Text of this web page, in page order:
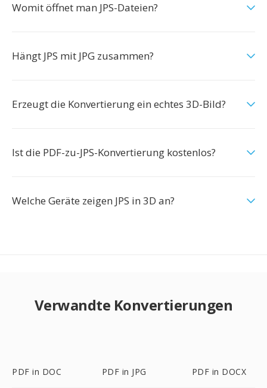
Womit öffnet man JPS-Dateien?
Hängt JPS mit JPG zusammen?
Erzeugt die Konvertierung ein echtes 3D-Bild?
Ist die PDF-zu-JPS-Konvertierung kostenlos?
Welche Geräte zeigen JPS in 3D an?
Verwandte Konvertierungen
PDF in DOC PDF in JPG PDF in DOCX